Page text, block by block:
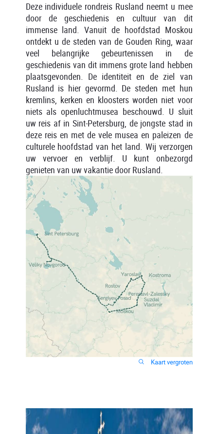
Deze individuele rondreis Rusland neemt u mee
door de geschiedenis en cultuur van dit
immense land. Vanuit de hoofdstad Moskou
ontdekt u de steden van de Gouden Ring, waar
veel belangrijke gebeurtenissen in de
geschiedenis van dit immens grote land hebben
plaatsgevonden. De identiteit en de ziel van
Rusland is hier gevormd. De steden met hun
kremlins, kerken en kloosters worden niet voor
niets als openluchtmusea beschouwd. U sluit
uw reis af in Sint-Petersburg, de jongste stad in
deze reis en met de vele musea en paleizen de
culturele hoofdstad van het land. Wij verzorgen
uw vervoer en verblijf. U kunt onbezorgd
genieten van uw vakantie door Rusland.
Kaart vergroten